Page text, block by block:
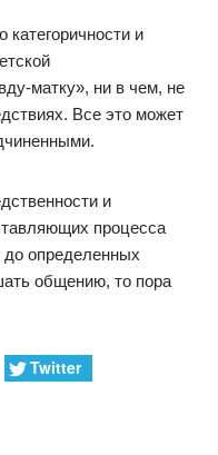
категоричности и
матку», ни в чем, не
Все это может
и
процесса
определенных
общению, то пора
Twitter